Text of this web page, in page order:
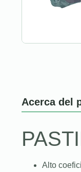
Acerca del
Alto